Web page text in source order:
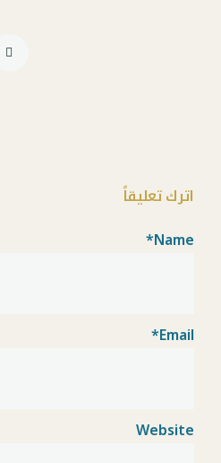
اترك تعليقاً
Name
*
Email
*
Website